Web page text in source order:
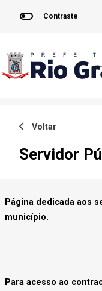
Contraste
Voltar
Servidor
Página dedicada aos
município.
Para acesso ao